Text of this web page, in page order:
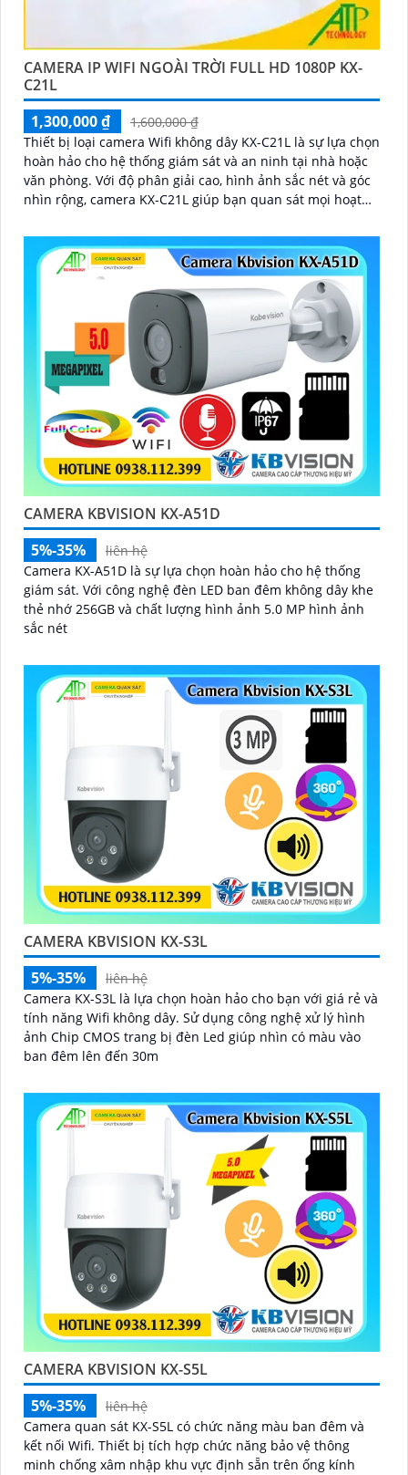
CAMERA IP WIFI NGOÀI TRỜI FULL HD 1080P KX-
C21L
1,300,000 ₫
1,600,000 ₫
Thiết bị loại camera Wifi không dây KX-C21L là sự lựa chọn
hoàn hảo cho hệ thống giám sát và an ninh tại nhà hoặc
văn phòng. Với độ phân giải cao, hình ảnh sắc nét và góc
nhìn rộng, camera KX-C21L giúp bạn quan sát mọi hoạt
CAMERA KBVISION KX-A51D
5%-35%
liên hệ
Camera KX-A51D là sự lựa chọn hoàn hảo cho hệ thống
giám sát. Với công nghệ đèn LED ban đêm không dây khe
thẻ nhớ 256GB và chất lượng hình ảnh 5.0 MP hình ảnh
sắc nét
CAMERA KBVISION KX-S3L
5%-35%
liên hệ
Camera KX-S3L là lựa chọn hoàn hảo cho bạn với giá rẻ và
tính năng Wifi không dây. Sử dụng công nghệ xử lý hình
ảnh Chip CMOS trang bị đèn Led giúp nhìn có màu vào
ban đêm lên đến 30m
CAMERA KBVISION KX-S5L
5%-35%
liên hệ
Camera quan sát KX-S5L có chức năng màu ban đêm và
kết nối Wifi. Thiết bị tích hợp chức năng bảo vệ thông
minh chống xâm nhập khu vực định sẵn trên ống kính